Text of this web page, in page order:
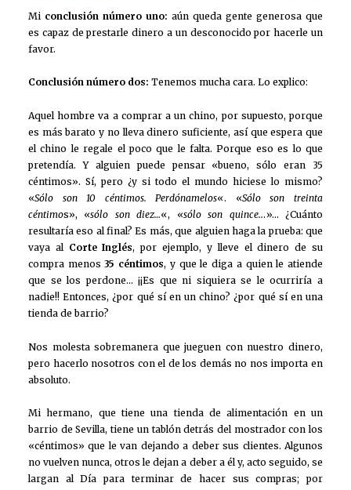
Mi conclusión número uno: aún queda gente generosa que
es capaz de prestarle dinero a un desconocido por hacerle un
favor.
Conclusión número dos: Tenemos mucha cara. Lo explico:
Aquel hombre va a comprar a un chino, por supuesto, porque
es más barato y no lleva dinero suficiente, así que espera que
el chino le regale el poco que le falta. Porque eso es lo que
pretendía. Y alguien puede pensar «bueno, sólo eran 35
céntimos». Sí, pero ¿y si todo el mundo hiciese lo mismo?
«Sólo son 10 céntimos. Perdónamelos«. «Sólo son treinta
céntimos», «sólo son diez…«, «sólo son quince...»… ¿Cuánto
resultaría eso al final? Es más, que alguien haga la prueba: que
vaya al Corte Inglés, por ejemplo, y lleve el dinero de su
compra menos 35 céntimos, y que le diga a quien le atiende
que se los perdone… ¡¡Es que ni siquiera se le ocurriría a
nadie!! Entonces, ¿por qué sí en un chino? ¿por qué sí en una
tienda de barrio?
Nos molesta sobremanera que jueguen con nuestro dinero,
pero hacerlo nosotros con el de los demás no nos importa en
absoluto.
Mi hermano, que tiene una tienda de alimentación en un
barrio de Sevilla, tiene un tablón detrás del mostrador con los
«céntimos» que le van dejando a deber sus clientes. Algunos
no vuelven nunca, otros le dejan a deber a él y, acto seguido, se
largan al Día para terminar de hacer sus compras; por